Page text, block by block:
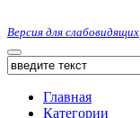
Версия для слабовидящих
Главная
Категории